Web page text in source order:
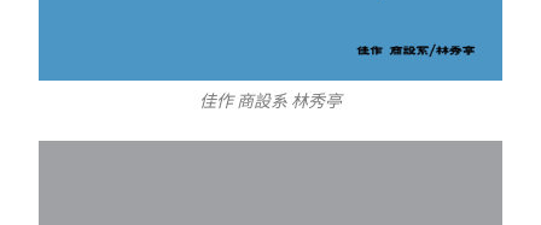
佳作 商設系 林秀亭